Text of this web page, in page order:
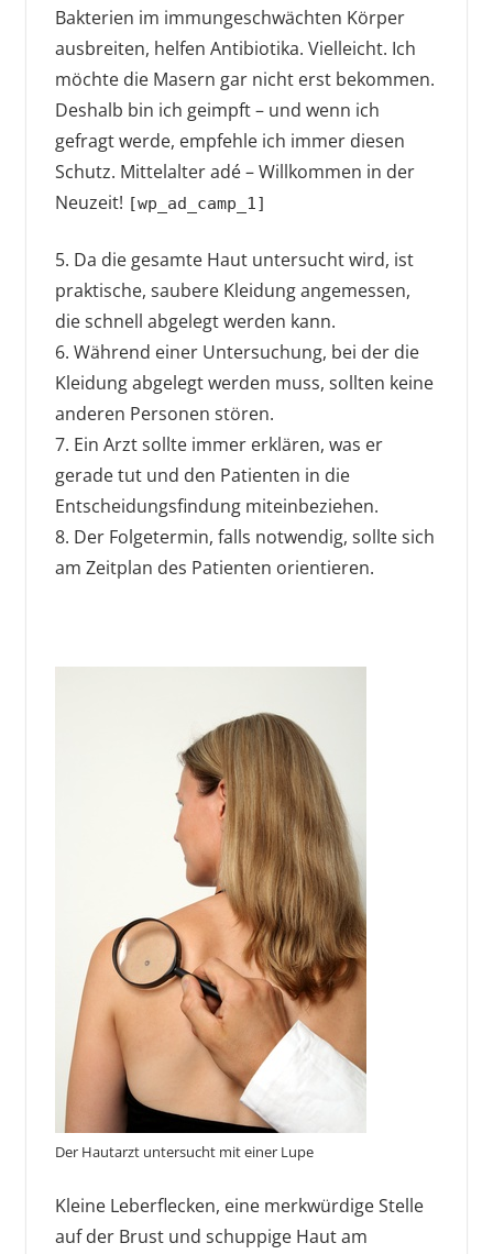
Bakterien im immungeschwächten Körper
ausbreiten, helfen Antibiotika. Vielleicht. Ich
möchte die Masern gar nicht erst bekommen.
Deshalb bin ich geimpft – und wenn ich
gefragt werde, empfehle ich immer diesen
Schutz. Mittelalter adé – Willkommen in der
Neuzeit! [wp_ad_camp_1]
5. Da die gesamte Haut untersucht wird, ist
praktische, saubere Kleidung angemessen,
die schnell abgelegt werden kann.
6. Während einer Untersuchung, bei der die
Kleidung abgelegt werden muss, sollten keine
anderen Personen stören.
7. Ein Arzt sollte immer erklären, was er
gerade tut und den Patienten in die
Entscheidungsfindung miteinbeziehen.
8. Der Folgetermin, falls notwendig, sollte sich
am Zeitplan des Patienten orientieren.
Der Hautarzt untersucht mit einer Lupe
Kleine Leberflecken, eine merkwürdige Stelle
auf der Brust und schuppige Haut am